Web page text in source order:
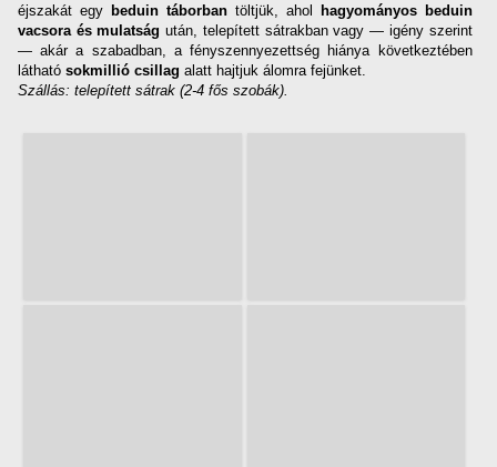
éjszakát egy beduin táborbantöltjük, ahol hagyományos beduin
vacsora és mulatság után, telepített sátrakban vagy — igény szerint
— akár a szabadban, a fényszennyezettség hiánya következtében
látható sokmillió csillag alatt hajtjuk álomra fejünket.
Szállás: telepített sátrak (2-4 fős szobák).